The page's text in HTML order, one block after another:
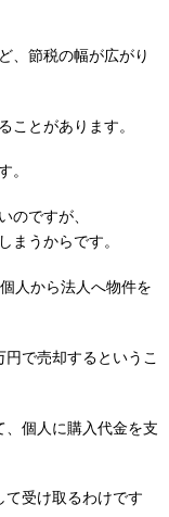
、節税の幅が広がり
ことがあります。
。
のですが、
まうからです。
人から法人へ物件を
で売却するというこ
個人に購入代金を支
受け取るわけです